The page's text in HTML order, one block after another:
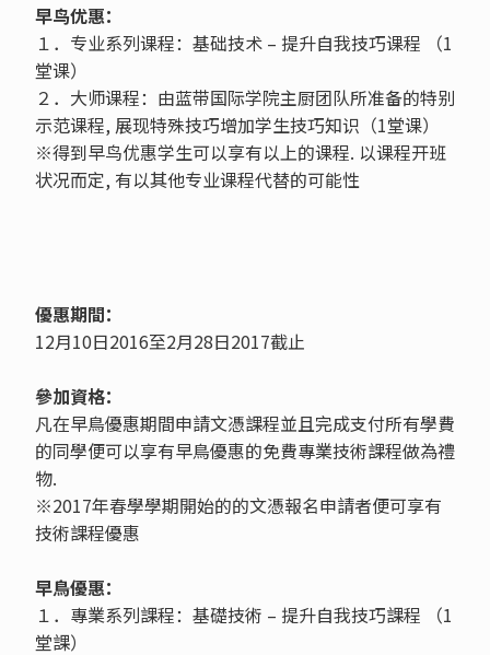
早鸟优惠：
１．专业系列课程：基础技术 – 提升自我技巧课程 （1
堂课）
２．大师课程：由蓝带国际学院主厨团队所准备的特别
示范课程, 展现特殊技巧增加学生技巧知识（1堂课）
※得到早鸟优惠学生可以享有以上的课程. 以课程开班
状况而定, 有以其他专业课程代替的可能性
優惠期間：
12月10日2016至2月28日2017截止
參加資格：
凡在早鳥優惠期間申請文憑課程並且完成支付所有學費
的同學便可以享有早鳥優惠的免費專業技術課程做為禮
物.
※2017年春學學期開始的的文憑報名申請者便可享有
技術課程優惠
早鳥優惠：
１．專業系列課程：基礎技術 – 提升自我技巧課程 （1
堂課）